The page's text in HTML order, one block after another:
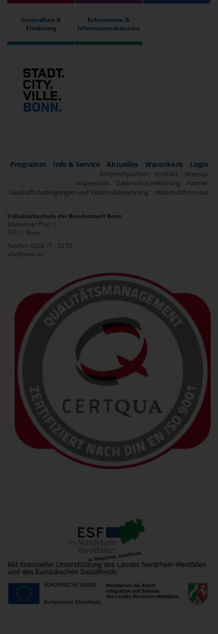
Gesundheit &
Ernährung
Exkursionen &
Informationsbesuche
Programm Info & Service Aktuelles Warenkorb Login
Ansprechpartner Kontakt
Sitemap
Impressum
Datenschutzerklärung
Partner
Geschäftsbedingungen und Widerrufsbelehrung
Widerrufsformular
Volkshochschule der Bundesstadt Bonn
Mülheimer Platz 1
53111 Bonn
Telefon: 0228 77 - 33 55
vhs@bonn.de